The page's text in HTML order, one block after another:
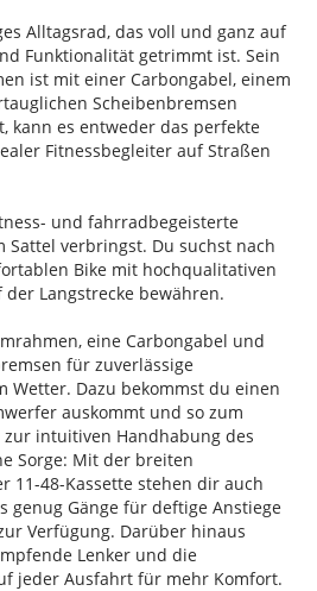
Alltagsrad, das voll und ganz auf
Funktionalität getrimmt ist. Sein
ist mit einer Carbongabel, einem
Scheibenbremsen
kann es entweder das perfekte
Fitnessbegleiter auf Straßen
und fahrradbegeisterte
Sattel verbringst. Du suchst nach
Bike mit hochqualitativen
Langstrecke bewähren.
eine Carbongabel und
für zuverlässige
Wetter. Dazu bekommst du einen
auskommt und so zum
intuitiven Handhabung des
Sorge: Mit der breiten
11-48-Kassette stehen dir auch
genug Gänge für deftige Anstiege
Verfügung. Darüber hinaus
Lenker und die
jeder Ausfahrt für mehr Komfort.